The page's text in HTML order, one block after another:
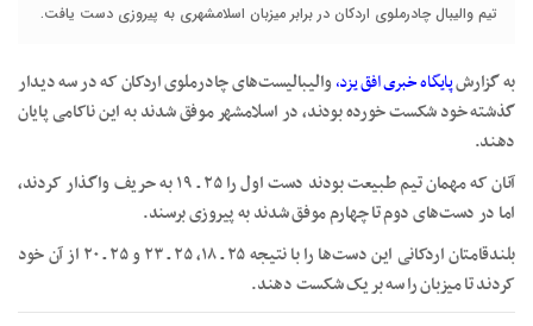
تیم والیبال چادرملوی اردکان در برابر میزبان اسلامشهری به پیروزی دست یافت.
به گزارشپایگاه خبری افق یزد،والیبالیست‌های چادرملوی اردکان که در سه دیدار
گذشته خود شکست خورده بودند، در اسلامشهر موفق شدند به این ناکامی پایان
دهند.
آنان که مهمان تیم طبیعت بودند دست اول را ۲۵ ـ ۱۹ به حریف واگذار کردند،
اما در دست‌های دوم تا چهارم موفق شدند به پیروزی برسند.
بلندقامتان اردکانی این دست‌ها را با نتیجه ۲۵ ـ ۱۸، ۲۵ ـ ۲۳ و ۲۵ ـ ۲۰ از آن خود
کردند تا میزبان را سه بر یک شکست دهند.